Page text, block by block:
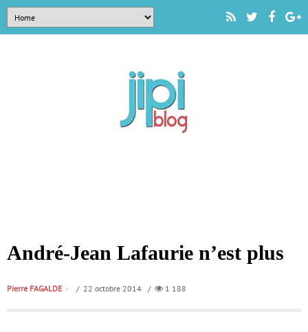
André-Jean Lafaurie n’est plus
Pierre FAGALDE / 22 octobre 2014 / 1 188